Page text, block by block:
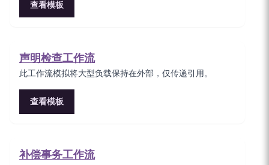
查看模板
声明检查工作流
此工作流模拟将大型负载保持在外部，仅传递引用。
查看模板
补偿事务工作流